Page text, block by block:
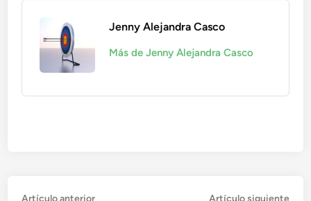
Jenny Alejandra Casco
Más de Jenny Alejandra Casco
Artículo anteriorArtículo
Artículo siguiente